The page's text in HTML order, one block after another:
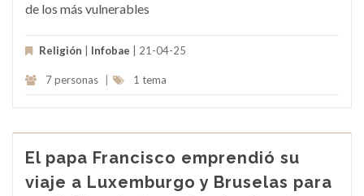
de los más vulnerables
Religión Infobae | 21-04-25
7 personas 1 tema
El papa Francisco emprendió su
viaje a Luxemburgo y Bruselas para